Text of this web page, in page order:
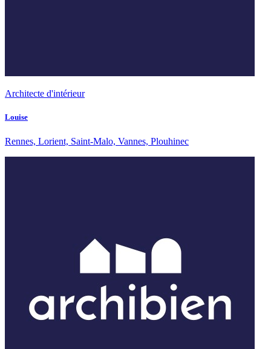
Architecte d'intérieur
Louise
Rennes, Lorient, Saint-Malo, Vannes, Plouhinec